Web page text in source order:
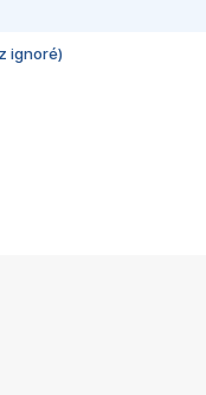
ignoré)